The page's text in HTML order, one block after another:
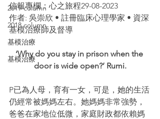
2019 column
2018 column
基模治療
基模治療
信報專欄：心之旅程29-08-2023
作者: 吳崇欣 • 註冊臨床心理學家 • 資深
基模治療師及督導
‘Why do you stay in prison when the
door is wide open?’ Rumi.
P已為人母，育有一女，可是，她的生活
仍經常被媽媽左右。她媽媽非常強勢，
爸爸在家地位低微，家庭財政都依賴媽